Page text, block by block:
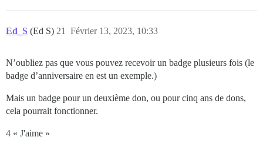
Ed_S (Ed S) Février 13, 2023, 10:33
21
N’oubliez pas que vous pouvez recevoir un badge plusieurs fois (le
badge d’anniversaire en est un exemple.)
Mais un badge pour un deuxième don, ou pour cinq ans de dons,
cela pourrait fonctionner.
4 « J'aime »